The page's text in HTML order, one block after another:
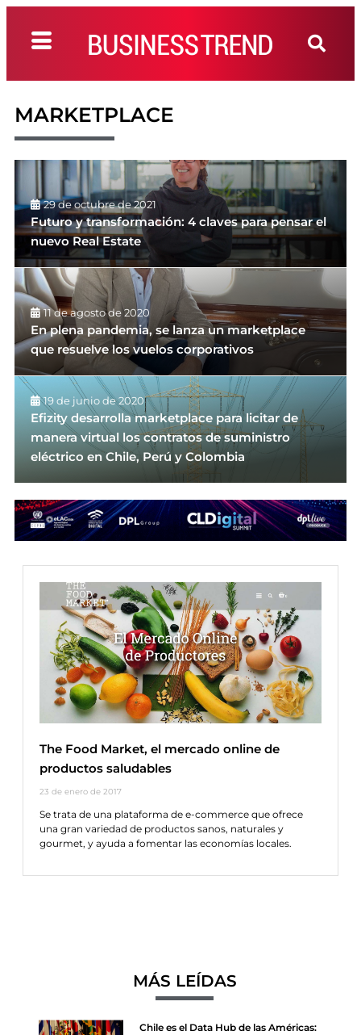
MARKETPLACE
29 de octubre de 2021
Futuro y transformación: 4 claves para pensar el
nuevo Real Estate
11 de agosto de 2020
En plena pandemia, se lanza un marketplace
que resuelve los vuelos corporativos
19 de junio de 2020
Efizity desarrolla marketplace para licitar de
manera virtual los contratos de suministro
eléctrico en Chile, Perú y Colombia
The Food Market, el mercado online de
productos saludables
23 de enero de 2017
Se trata de una plataforma de e-commerce que ofrece
una gran variedad de productos sanos, naturales y
gourmet, y ayuda a fomentar las economías locales.
MÁS LEÍDAS
Chile es el Data Hub de las Américas: